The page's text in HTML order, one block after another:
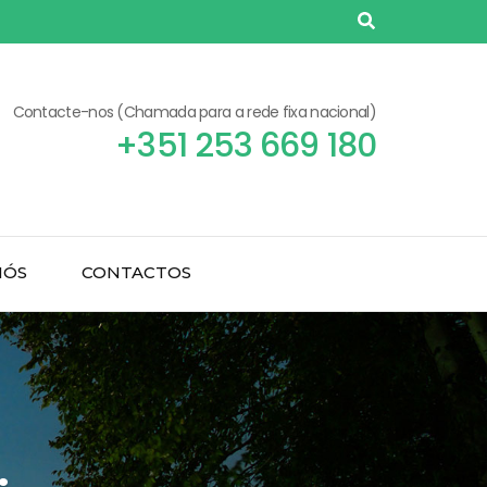
Contacte-nos (Chamada para a rede fixa nacional)
+351 253 669 180
CONTACTOS